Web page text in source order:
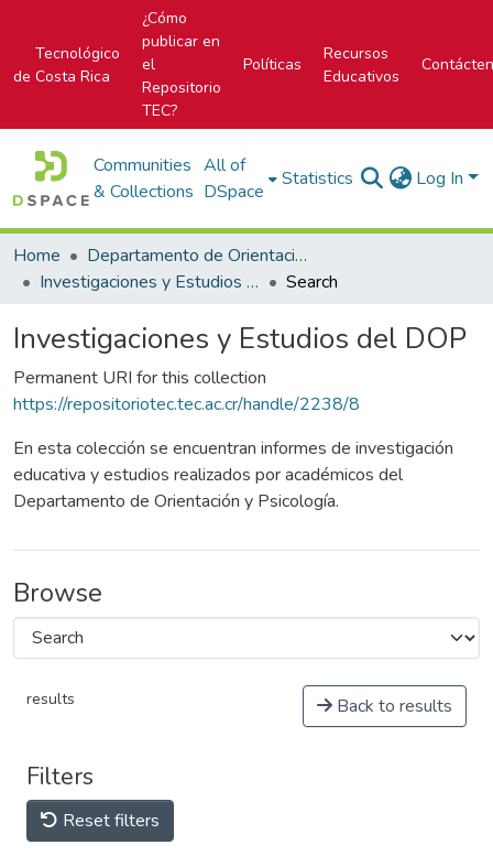
Tecnológico
de Costa Rica
¿Cómo
publicar en
el
Repositorio
TEC?
Políticas
Recursos
Educativos
Communities
& Collections
All of
DSpace
Statistics Log In
Home
Departamento de Orientación y Psicología
Investigaciones y Estudios del DOP
Search
Investigaciones y Estudios del DOP
Permanent URI for this collection
https://repositoriotec.tec.ac.cr/handle/2238/8
En esta colección se encuentran informes de investigación
educativa y estudios realizados por académicos del
Departamento de Orientación y Psicología.
Browse
results Back to results
Filters
Reset filters